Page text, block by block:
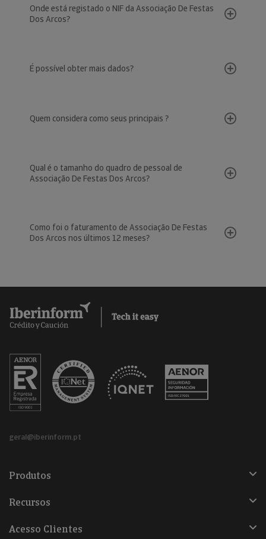
Onde está registado o NIF da Associação De Festas
Dos Arcos?
É possível obter mais dados?
Quem considera como seus principais ?
Qual é o tamanho do quadro de pessoal de
Associação De Festas Dos Arcos?
Como foi o faturamento de Associação De Festas
Dos Arcos nos últimos 12 meses?
geral@iberinform.pt
Produtos
Recursos
Acesso Clientes